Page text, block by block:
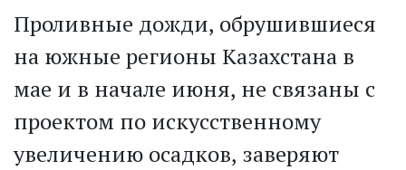
Проливные дожди, обрушившиеся
на южные регионы Казахстана в
мае и в начале июня, не связаны с
проектом по искусственному
увеличению осадков, заверяют